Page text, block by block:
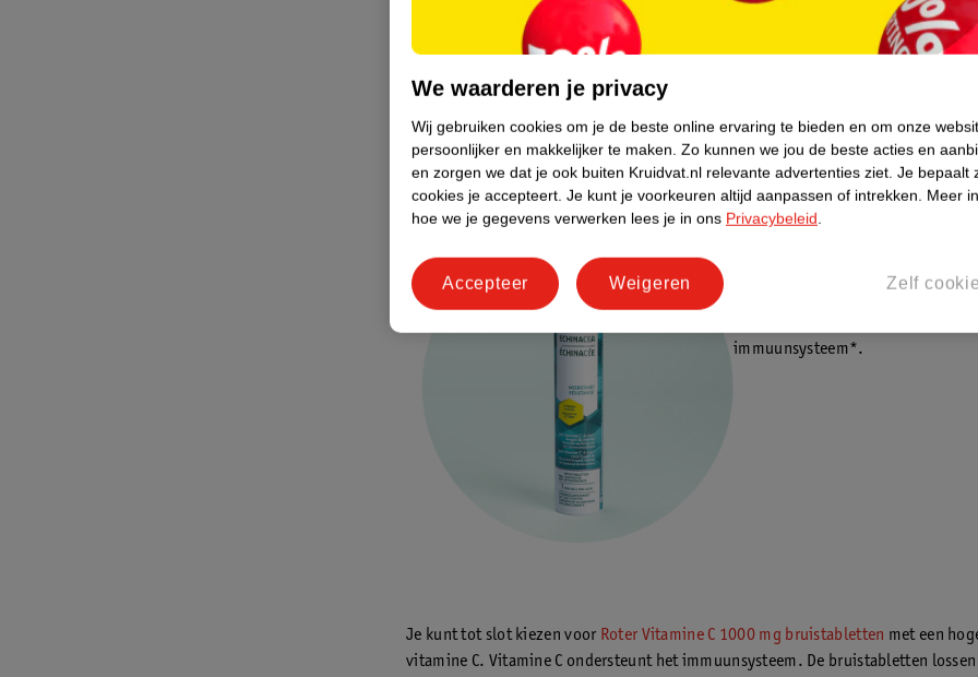
check bij aankoop van multivitaminen op de verpakking voor welke leeftijd
zijn. Naarmate je lichaam ouder wordt, kun je bepaalde vitaminen en mineralen
opnemen. Daarmee wordt rekening gehouden bij de samenstelling van de
Wil je liever een bruistablet? Kies dan voorSupradyn Weerstand Mix
dagelijkse voeding. Deze bevatten een formule met vitamine C en D en zink die
weerstand ondersteunen.
immuunsysteem*.
Je kunt tot slot kiezen voor Roter Vitamine C 1000 mg bruistabletten met een
vitamine C. Vitamine C ondersteunt het immuunsysteem. De bruistabletten
We waarderen je privacy
Wij gebruiken cookies om je de beste online ervaring te bieden en om onze
persoonlijker en makkelijker te maken. Zo kunnen we jou de beste acties en
en zorgen we dat je ook buiten Kruidvat.nl relevante advertenties ziet. Je bepaalt
cookies je accepteert. Je kunt je voorkeuren altijd aanpassen of intrekken. Meer
hoe we je gegevens verwerken lees je in ons Privacybeleid.
Zelf
Weigeren
Accepteer